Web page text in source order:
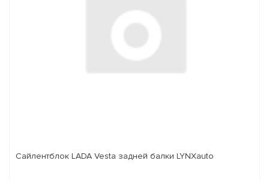
Сайлентблок LADA Vesta задней балки LYNXauto